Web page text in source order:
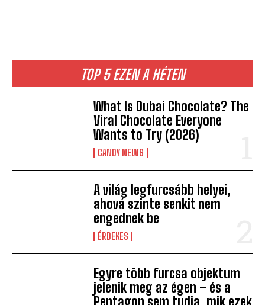
TOP 5 EZEN A HÉTEN
What Is Dubai Chocolate? The
Viral Chocolate Everyone
Wants to Try (2026)
CANDY NEWS
A világ legfurcsább helyei,
ahová szinte senkit nem
engednek be
ÉRDEKES
Egyre több furcsa objektum
jelenik meg az égen – és a
Pentagon sem tudja, mik ezek